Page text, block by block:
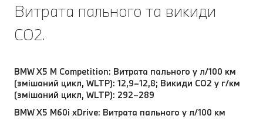
Витрата пального та викиди
CO2.
BMW X5 M Competition: Витрата пального у л/100 км
(змішаний цикл, WLTP): 12,9–12,8; Викиди CO2 у г/км
(змішаний цикл, WLTP): 292–289
BMW X5 M60i xDrive: Витрата пального у л/100 км